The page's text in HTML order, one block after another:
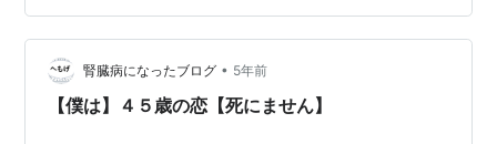
して見事成功させるというもので、現実にはなかなかな
いだろうなと思いながら、その頃私も大好きで楽しく見
ておりました。 星野さんはとても人間的に…
腎臓病になったブログ • 5年前
【僕は】４５歳の恋【死にません】